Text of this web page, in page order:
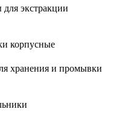
для экстракции
корпусные
хранения и промывки